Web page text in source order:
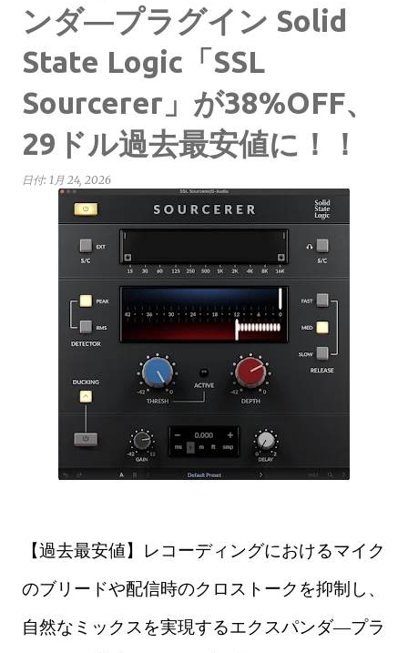
ンダ―プラグイン Solid
State Logic「SSL
Sourcerer」が38%OFF、
29ドル過去最安値に！！
日付: 1月 24, 2026
【過去最安値】レコーディングにおけるマイク
のブリードや配信時のクロストークを抑制し、
自然なミックスを実現するエクスパンダ―プラ